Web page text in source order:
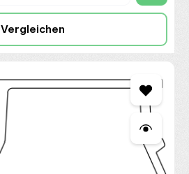
Vergleichen